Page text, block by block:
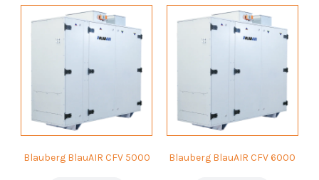
Blauberg BlauAIR CFV 5000 Blauberg BlauAIR CFV 6000